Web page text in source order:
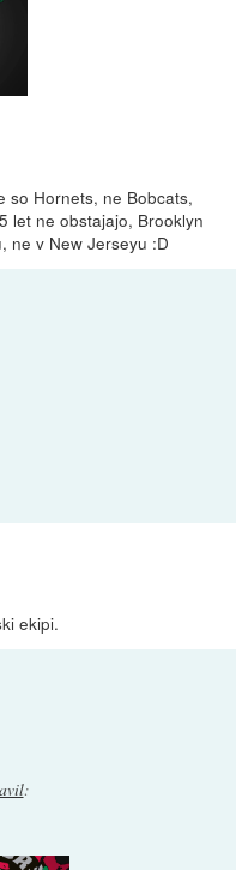
so Hornets, ne Bobcats,
let ne obstajajo, Brooklyn
ne v New Jerseyu :D
ekipi.
: